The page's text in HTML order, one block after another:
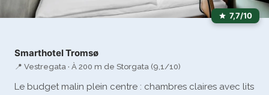
7,7/10
Smarthotel Tromsø
📍 Vestregata · À 200 m de Storgata (9,1/10)
Le budget malin plein centre : chambres claires avec lits